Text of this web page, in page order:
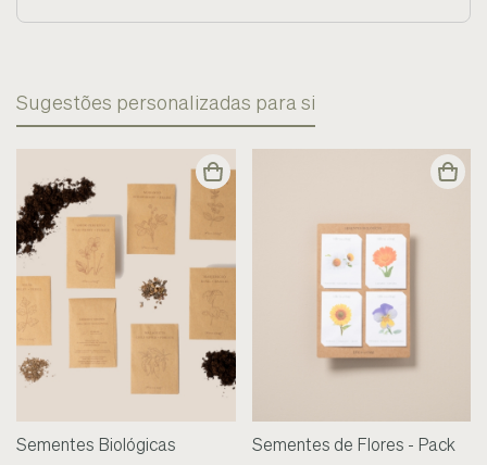
Sugestões personalizadas para si
Sementes Biológicas
Sementes de Flores - Pack